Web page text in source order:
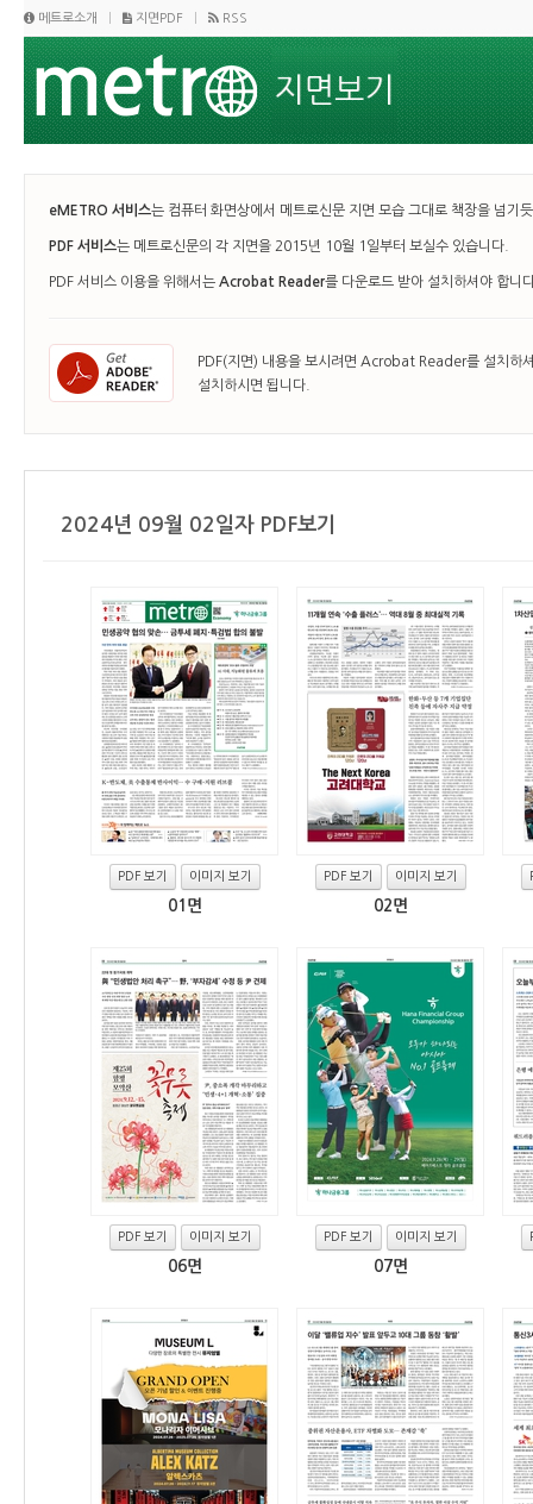
메트로소개 지면PDF RSS
eMETRO 서비스는 컴퓨터 화면상에서 메트로신문 지면 모습 그대로 책장을 넘
PDF 서비스는 메트로신문의 각 지면을 2015년 10월 1일부터 보실수 있습니다.
PDF 서비스 이용을 위해서는 Acrobat Reader를 다운로드 받아 설치하셔야 합니
PDF(지면) 내용을 보시려면 Acrobat Reader를 설치
설치하시면 됩니다.
2024년 09월 02일자 PDF보기
PDF 보기 이미지 보기
01면
PDF 보기 이미지 보기
02면
PDF 보기 이미지 보기
06면
PDF 보기 이미지 보기
07면